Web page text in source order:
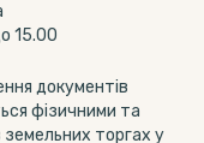
15.00
документів
фізичними та
торгах у